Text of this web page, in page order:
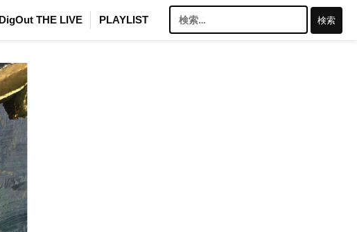
DigOut THE LIVE PLAYLIST
索: